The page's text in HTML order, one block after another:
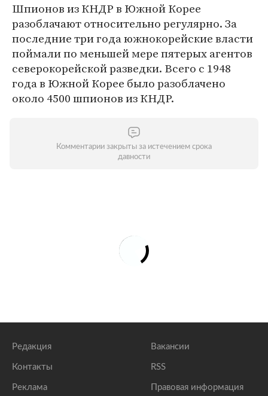
Шпионов из КНДР в Южной Корее
разоблачают относительно регулярно. За
последние три года южнокорейские власти
поймали по меньшей мере пятерых агентов
северокорейской разведки. Всего с 1948
года в Южной Корее было разоблачено
около 4500 шпионов из КНДР.
Комментарии закрыты за истечением срока
давности
Редакция
Контакты
Реклама
Вакансии
RSS
Правовая информация